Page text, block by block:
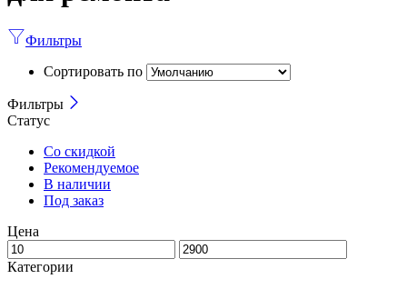
Фильтры
Сортировать по
Фильтры
Статус
Со скидкой
Рекомендуемое
В наличии
Под заказ
Цена
Категории